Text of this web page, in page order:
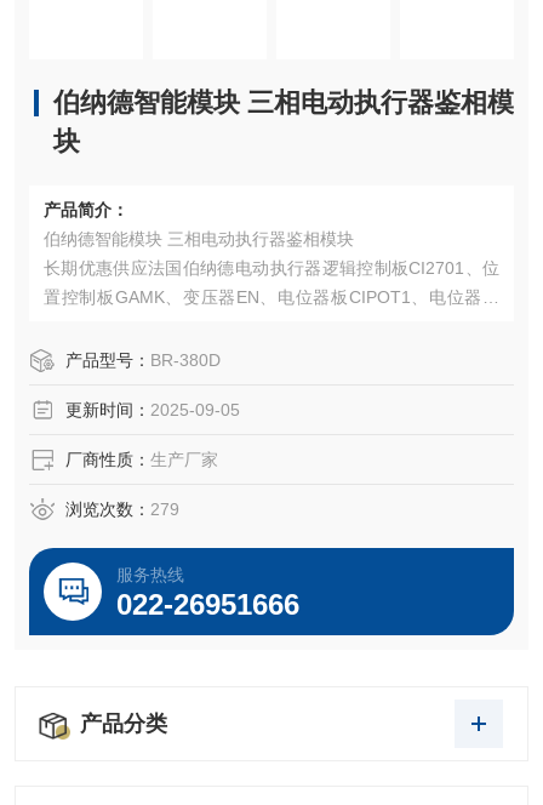
伯纳德智能模块 三相电动执行器鉴相模
块
产品简介：
伯纳德智能模块 三相电动执行器鉴相模块
长期优惠供应法国伯纳德电动执行器逻辑控制板CI2701、位
置控制板GAMK、变压器EN、电位器板CIPOT1、电位器组
产品型号： BR-380D
更新时间： 2025-09-05
厂商性质： 生产厂家
浏览次数： 279
服务热线
022-26951666
产品分类